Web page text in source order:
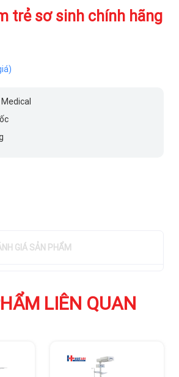
trẻ sơ sinh chính hãng
GIÁ SẢN PHẨM
LIÊN QUAN